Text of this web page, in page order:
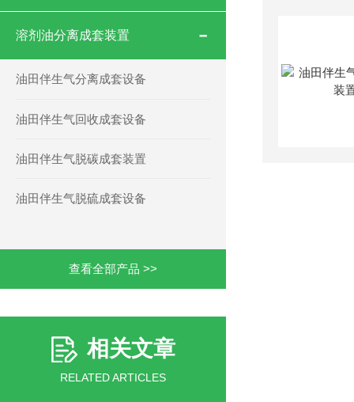
溶剂油分离成套装置
油田伴生气分离成套设备
油田伴生气回收成套设备
油田伴生气脱碳成套装置
油田伴生气脱硫成套设备
查看全部产品 >>
相关文章
RELATED ARTICLES